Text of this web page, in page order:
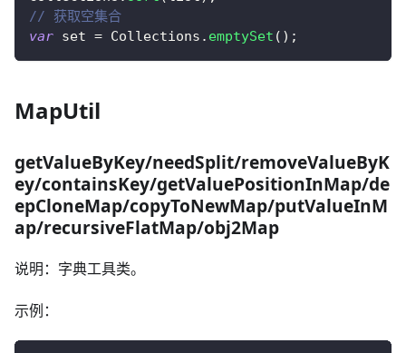
// 获取空集合
var set = Collections . emptySet ( ) ;
MapUtil
getValueByKey/needSplit/removeValueByK
ey/containsKey/getValuePositionInMap/de
epCloneMap/copyToNewMap/putValueInM
ap/recursiveFlatMap/obj2Map
说明：字典工具类。
示例：